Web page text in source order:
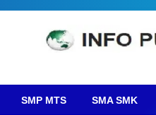
SMP MTS SMA SMK